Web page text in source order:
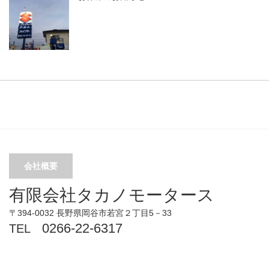
会社概要
有限会社タカノモータース
〒394-0032 長野県岡谷市若宮２丁目5－33
TEL 0266-22-6317